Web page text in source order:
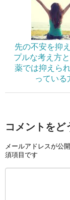
先の不安を抑
プルな考え方
薬では抑えら
っている
コメントをど
メールアドレスが公
須項目です